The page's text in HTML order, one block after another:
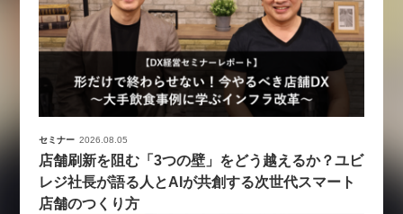
セミナー 2026.08.05
店舗刷新を阻む「3つの壁」をどう越えるか？ユビ
レジ社長が語る人とAIが共創する次世代スマート
店舗のつくり方